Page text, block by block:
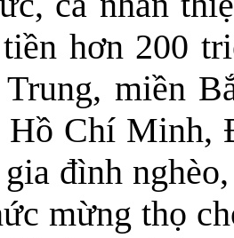
hơn 200
miền
Hồ Chí Minh,
đình
mừng thọ